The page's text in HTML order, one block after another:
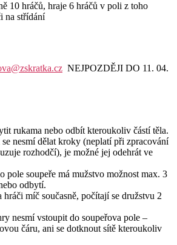
10 hráčů, hraje 6 hráčů v poli z toho
na střídání
NEJPOZDĚJI DO 11. 04.
rukama nebo odbít kteroukoliv částí těla.
nesmí dělat kroky (neplatí při zpracování
rozhodčí), je možné jej odehrát ve
pole soupeře má mužstvo možnost max. 3
odbytí.
míč současně, počítají se družstvu 2
nesmí vstoupit do soupeřova pole –
čáru, ani se dotknout sítě kteroukoliv